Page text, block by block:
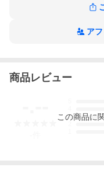
ア
商品レビュー
3
この商品に